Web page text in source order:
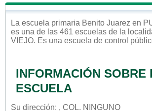
La escuela primaria Benito Juarez en
es una de las 461 escuelas de la
VIEJO. Es una escuela de control
INFORMACIÓN SOBRE
ESCUELA
Su dirección: , COL. NINGUNO